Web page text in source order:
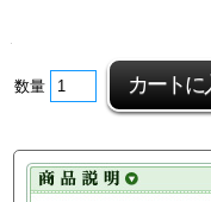
数量